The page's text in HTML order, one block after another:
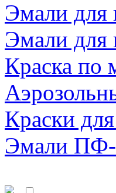
Эмали для
Эмали для
Краска по
Краски
Эмали